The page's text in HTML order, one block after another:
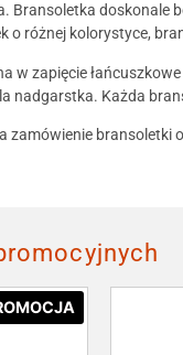
Bransoletka doskonale
o różnej kolorystyce,
w zapięcie
nadgarstka. Każda
zamówienie bransoletki